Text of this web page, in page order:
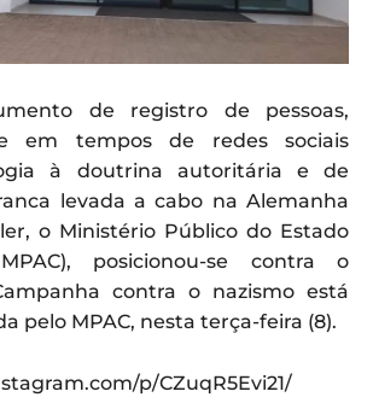
de registro de pessoas,
em tempos de redes sociais
à doutrina autoritária e de
levada a cabo na Alemanha
o Ministério Público do Estado
posicionou-se contra o
contra o nazismo está
pelo MPAC, nesta terça-feira (8).
p/CZuqR5Evi21/